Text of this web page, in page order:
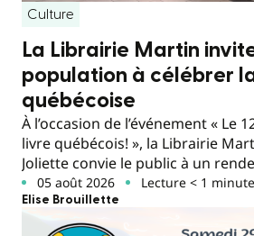
Culture
La Librairie Martin
population à célébrer
québécoise
À l’occasion de l’événement « Le
livre québécois! », la Librairie
Joliette convie le public à un
05 août 2026 Lecture < 1 minute
Elise Brouillette